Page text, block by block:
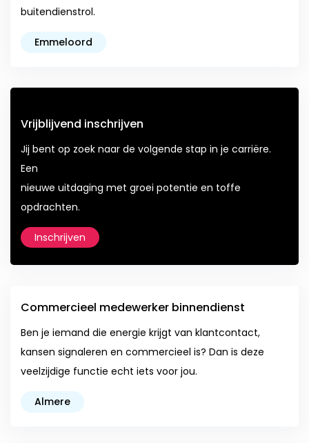
buitendienstrol.
Emmeloord
Vrijblijvend inschrijven
Jij bent op zoek naar de volgende stap in je carriëre.
Een
nieuwe uitdaging met groei potentie en toffe
opdrachten.
Inschrijven
Commercieel medewerker binnendienst
Ben je iemand die energie krijgt van klantcontact,
kansen signaleren en commercieel is? Dan is deze
veelzijdige functie echt iets voor jou.
Almere